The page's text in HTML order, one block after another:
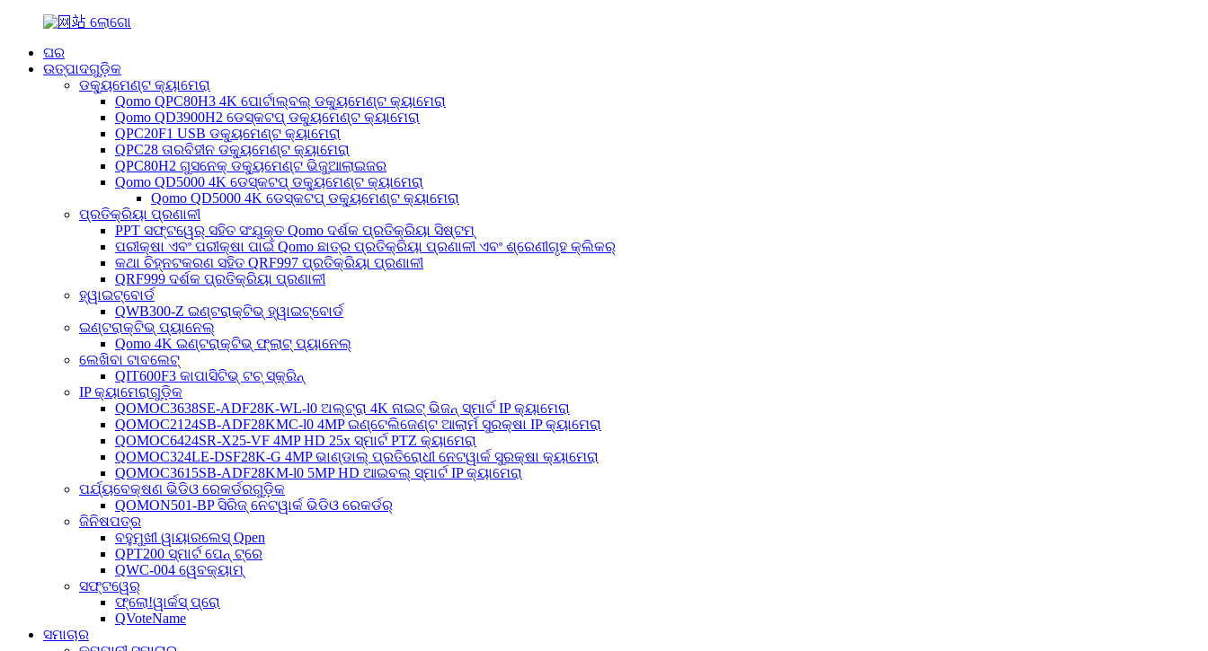
ଘର
ଉତ୍ପାଦଗୁଡ଼ିକ
ଡକ୍ୟୁମେଣ୍ଟ କ୍ୟାମେରା
Qomo QPC80H3 4K ପୋର୍ଟାଲ୍‌ବଲ୍ ଡକ୍ୟୁମେଣ୍ଟ କ୍ୟାମେରା
Qomo QD3900H2 ଡେସ୍କଟପ୍ ଡକ୍ୟୁମେଣ୍ଟ କ୍ୟାମେରା
QPC20F1 USB ଡକ୍ୟୁମେଣ୍ଟ କ୍ୟାମେରା
QPC28 ତାରବିହୀନ ଡକ୍ୟୁମେଣ୍ଟ କ୍ୟାମେରା
QPC80H2 ଗୁସନେକ୍ ଡକ୍ୟୁମେଣ୍ଟ ଭିଜୁଆଲାଇଜର
Qomo QD5000 4K ଡେସ୍କଟପ୍ ଡକ୍ୟୁମେଣ୍ଟ କ୍ୟାମେରା
Qomo QD5000 4K ଡେସ୍କଟପ୍ ଡକ୍ୟୁମେଣ୍ଟ କ୍ୟାମେରା
ପ୍ରତିକ୍ରିୟା ପ୍ରଣାଳୀ
PPT ସଫ୍ଟୱେର୍ ସହିତ ସଂଯୁକ୍ତ Qomo ଦର୍ଶକ ପ୍ରତିକ୍ରିୟା ସିଷ୍ଟମ୍
ପରୀକ୍ଷା ଏବଂ ପରୀକ୍ଷା ପାଇଁ Qomo ଛାତ୍ର ପ୍ରତିକ୍ରିୟା ପ୍ରଣାଳୀ ଏବଂ ଶ୍ରେଣୀଗୃହ କ୍ଲିକର୍
କଥା ଚିହ୍ନଟକରଣ ସହିତ QRF997 ପ୍ରତିକ୍ରିୟା ପ୍ରଣାଳୀ
QRF999 ଦର୍ଶକ ପ୍ରତିକ୍ରିୟା ପ୍ରଣାଳୀ
ହ୍ୱାଇଟ୍‌ବୋର୍ଡ
QWB300-Z ଇଣ୍ଟରାକ୍ଟିଭ୍ ହ୍ୱାଇଟ୍‌ବୋର୍ଡ
ଇଣ୍ଟରାକ୍ଟିଭ୍ ପ୍ୟାନେଲ୍
Qomo 4K ଇଣ୍ଟରାକ୍ଟିଭ୍ ଫ୍ଲାଟ୍ ପ୍ୟାନେଲ୍
ଲେଖିବା ଟାବଲେଟ୍
QIT600F3 କାପାସିଟିଭ୍ ଟଚ୍ ସ୍କ୍ରିନ୍
IP କ୍ୟାମେରାଗୁଡ଼ିକ
QOMOC3638SE-ADF28K-WL-l0 ​​ଅଲ୍ଟ୍ରା 4K ନାଇଟ୍ ଭିଜନ୍ ସ୍ମାର୍ଟ IP କ୍ୟାମେରା
QOMOC2124SB-ADF28KMC-l0 4MP ଇଣ୍ଟେଲିଜେଣ୍ଟ ଆଲାର୍ମ ସୁରକ୍ଷା IP କ୍ୟାମେରା
QOMOC6424SR-X25-VF 4MP HD 25x ସ୍ମାର୍ଟ PTZ କ୍ୟାମେରା
QOMOC324LE-DSF28K-G 4MP ଭାଣ୍ଡାଲ୍ ପ୍ରତିରୋଧୀ ନେଟୱାର୍କ ସୁରକ୍ଷା କ୍ୟାମେରା
QOMOC3615SB-ADF28KM-l0 5MP HD ଆଇବଲ୍ ସ୍ମାର୍ଟ IP କ୍ୟାମେରା
ପର୍ଯ୍ୟବେକ୍ଷଣ ଭିଡିଓ ରେକର୍ଡରଗୁଡ଼ିକ
QOMON501-BP ସିରିଜ୍ ନେଟୱାର୍କ ଭିଡିଓ ରେକର୍ଡର୍
ଜିନିଷପତ୍ର
ବହୁମୁଖୀ ୱାୟାରଲେସ୍ Qpen
QPT200 ସ୍ମାର୍ଟ ପେନ୍ ଟ୍ରେ
QWC-004 ୱେବକ୍ୟାମ୍
ସଫ୍ଟୱେର୍
ଫ୍ଲୋ!ୱାର୍କସ୍ ପ୍ରୋ
QVoteName
ସମାଚାର